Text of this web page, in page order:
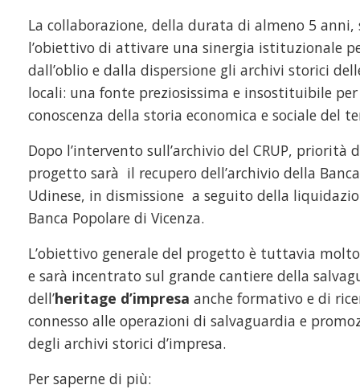
La collaborazione, della durata di almeno 5 anni,
l’obiettivo di attivare una sinergia istituzionale
dall’oblio e dalla dispersione gli archivi storici
locali: una fonte preziosissima e insostituibile
conoscenza della storia economica e sociale del
Dopo l’intervento sull’archivio del CRUP, priorità
progetto sarà il recupero dell’archivio della
Udinese, in dismissione a seguito della
Banca Popolare di Vicenza.
L’obiettivo generale del progetto è tuttavia
e sarà incentrato sul grande cantiere della
dell’heritage d’impresa anche formativo e di
connesso alle operazioni di salvaguardia e
degli archivi storici d’impresa.
Per saperne di più: